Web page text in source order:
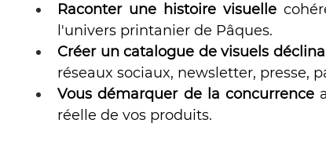
Raconter une histoire visuelle
l'univers printanier de Pâques.
Créer un catalogue de visuels
réseaux sociaux, newsletter, presse,
Vous démarquer de la concurrence
réelle de vos produits.